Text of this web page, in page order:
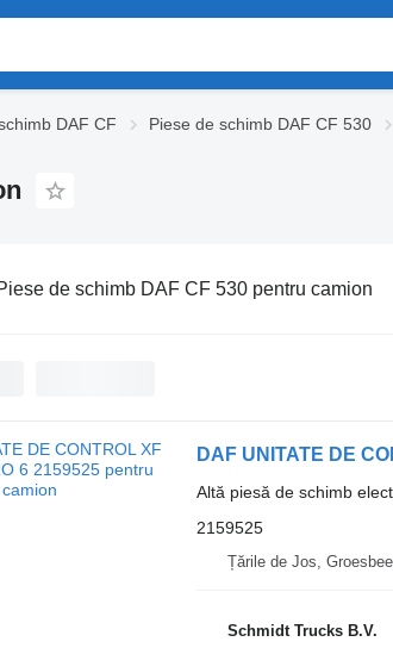
DAF CF Piese de schimb DAF CF 530
de schimb DAF CF 530 pentru camion
DAF UNITATE DE
Altă piesă de schimb
2159525
Țările de Jos,
Schmidt Trucks B.V.